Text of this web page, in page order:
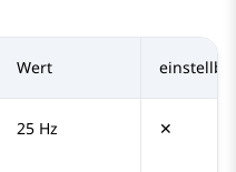
Wert
25 Hz ✕